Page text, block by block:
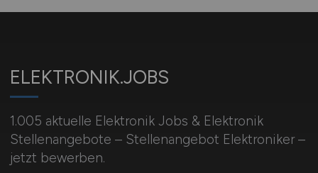
ELEKTRONIK.JOBS
1.005 aktuelle Elektronik Jobs & Elektronik
Stellenangebote – Stellenangebot Elektroniker –
jetzt bewerben.